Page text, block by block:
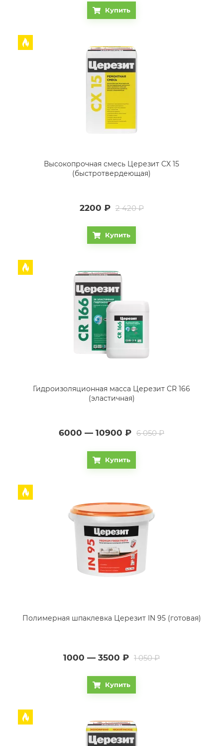
Купить
Высокопрочная смесь Церезит CX 15
(быстротвердеющая)
2200 ₽ 2 420 ₽
Купить
Гидроизоляционная масса Церезит CR 166
(эластичная)
6000 — 10900 ₽ 6 050 ₽
Купить
Полимерная шпаклевка Церезит IN 95 (готовая)
1000 — 3500 ₽ 1 050 ₽
Купить